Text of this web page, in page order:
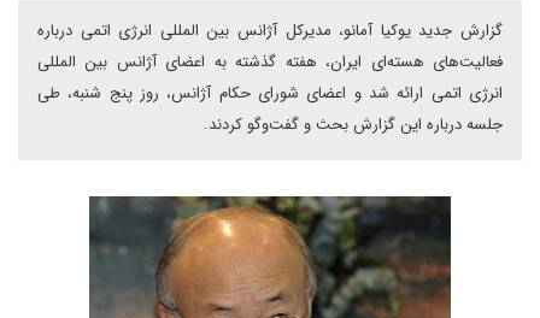
گزارش جدید یوکیا آمانو، مدیرکل آژانس بین المللی انرژی اتمی درباره
فعالیت‌های هسته‌ای ایران، هفته گذشته به اعضای آژانس بین المللی
انرژی اتمی ارائه شد و اعضای شورای حکام آژانس، روز پنج شنبه، طی
جلسه درباره این گزارش بحث و گفت‌وگو کردند.